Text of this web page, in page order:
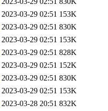
2023-03-29 02:51 153K
2023-03-29 02:51 830K
2023-03-29 02:51 153K
2023-03-29 02:51 828K
2023-03-29 02:51 152K
2023-03-29 02:51 830K
2023-03-29 02:51 153K
2023-03-28 20:51 832K